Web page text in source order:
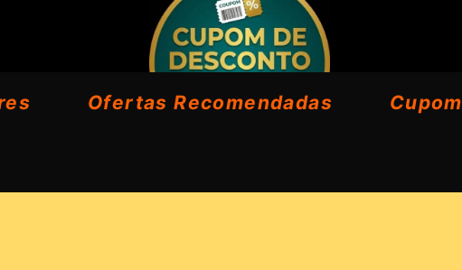
Ofertas Recomendadas Cupom